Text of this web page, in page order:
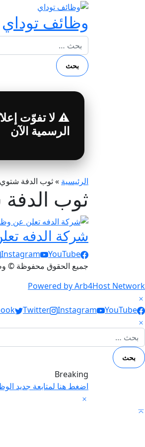
وظائف توداي
البحث عن:
⚠️ لا تفوّت
الرسمية الآن
الرئيسية »ثوب الدفة شتوي
ثوب
شركة الدفه
Social Links
Instagram
YouTube
جميع الحقوق محفوظة ©
Powered by Arb4Host Network
Social Links
Twitter Instagram YouTube
البحث عن:
Breaking
اضغط هنا لمتابعة جديد